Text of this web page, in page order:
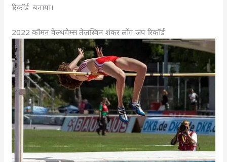
रिकॉर्ड बनाया।
2022 कॉमन वेल्थगेम्स तेजस्विन शंकर लोंग जंप रिकॉर्ड